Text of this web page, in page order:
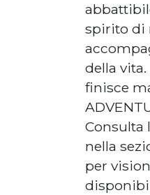
spirito di
della vita.
finisce
Consulta
nella
per